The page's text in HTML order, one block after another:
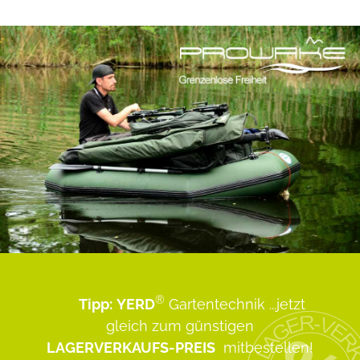
Tipp: YERD® Gartentechnik ...jetzt
gleich zum günstigen
LAGERVERKAUFS-PREIS mitbestellen!